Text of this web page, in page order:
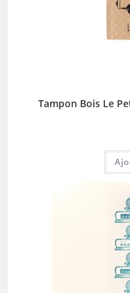
Tampon Bois Le